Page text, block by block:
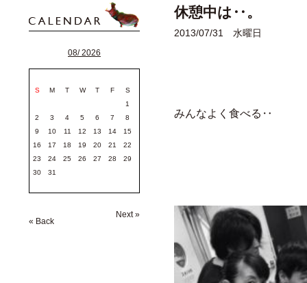
08/ 2026
S M T W T F
S
1
2
3 4 5 6 7
8
9
10 11 12 13 14
15
16
17 18 19 20 21
22
23
24 25 26 27 28
29
30
31
« Back
Next »
休憩中は‥。
2013/07/31 水曜日
みんなよく食べる‥